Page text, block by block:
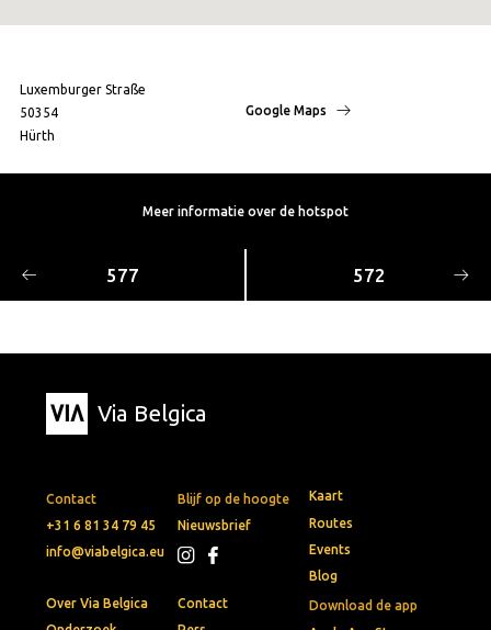
Luxemburger Straße
50354
Hürth
Google Maps
Meer informatie over de hotspot
577 572
Via Belgica
Contact
+31 6 81 34 79 45
info@viabelgica.eu
Blijf op de hoogte
Nieuwsbrief
Download de app
Kaart
Routes
Events
Blog
Over Via Belgica
Contact